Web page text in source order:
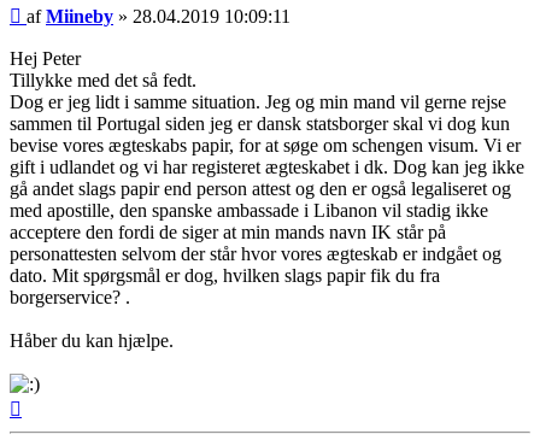
Indlæg
afMiineby » 28.04.2019 10:09:11
Hej Peter
Tillykke med det så fedt.
Dog er jeg lidt i samme situation. Jeg og min mand vil gerne rejse
sammen til Portugal siden jeg er dansk statsborger skal vi dog kun
bevise vores ægteskabs papir, for at søge om schengen visum. Vi er
gift i udlandet og vi har registeret ægteskabet i dk. Dog kan jeg ikke
gå andet slags papir end person attest og den er også legaliseret og
med apostille, den spanske ambassade i Libanon vil stadig ikke
acceptere den fordi de siger at min mands navn IK står på
personattesten selvom der står hvor vores ægteskab er indgået og
dato. Mit spørgsmål er dog, hvilken slags papir fik du fra
borgerservice? .
Håber du kan hjælpe.